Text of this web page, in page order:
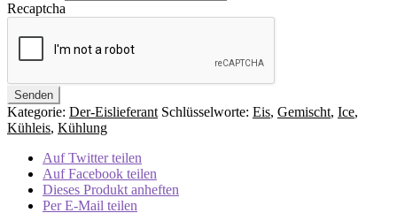
Recaptcha
Kategorie: Der-Eislieferant Schlüsselworte: Eis, Gemischt, Ice,
Kühleis, Kühlung
Auf Twitter teilen
Auf Facebook teilen
Dieses Produkt anheften
Per E-Mail teilen